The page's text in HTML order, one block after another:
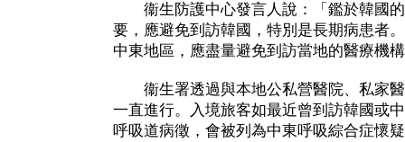
衞生防護中心發言人說：「鑑於韓國的
要，應避免到訪韓國，特別是長期病患者
中東地區，應盡量避免到訪當地的醫療機
衞生署透過與本地公私營醫院、私家醫
一直進行。入境旅客如最近曾到訪韓國或
呼吸道病徵，會被列為中東呼吸綜合症懷